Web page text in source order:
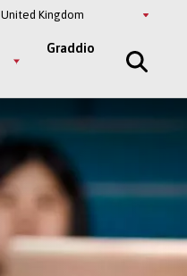
Select
Graddio